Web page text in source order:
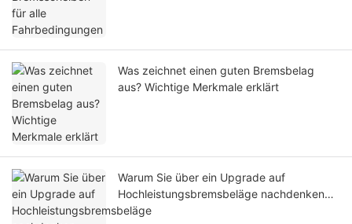
Was zeichnet einen guten Bremsbelag
aus? Wichtige Merkmale erklärt
Warum Sie über ein Upgrade auf
Hochleistungsbremsbeläge nachdenken
sollten